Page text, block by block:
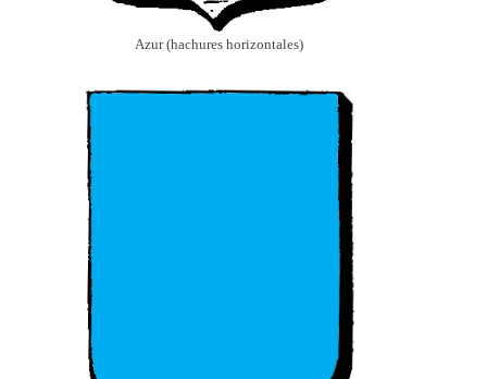
Azur (hachures horizontales)